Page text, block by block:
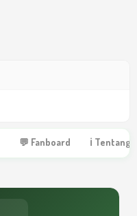
💬 Fanboard ℹ Tentang